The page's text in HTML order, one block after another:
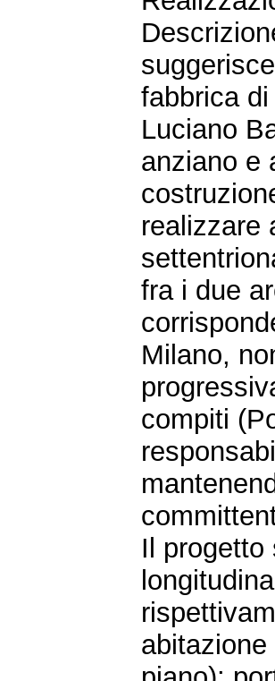
fabbrica
Luciano
anziano e
realizzare
fra i due
Milano,
compiti
Il progetto